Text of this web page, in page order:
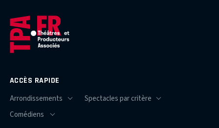
ACCÈS RAPIDE